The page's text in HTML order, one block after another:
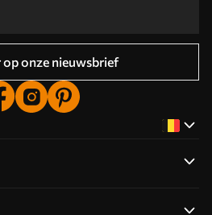
op onze nieuwsbrief